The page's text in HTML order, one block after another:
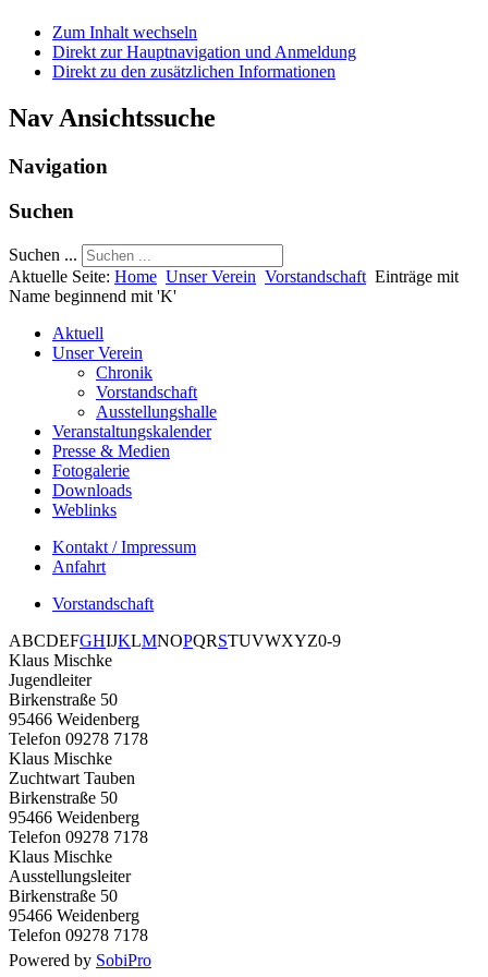
Zum Inhalt wechseln
Direkt zur Hauptnavigation und Anmeldung
Direkt zu den zusätzlichen Informationen
Nav Ansichtssuche
Navigation
Suchen
Suchen ...
Aktuelle Seite: Home Unser Verein Vorstandschaft Einträge mit
Name beginnend mit 'K'
Aktuell
Unser Verein
Chronik
Vorstandschaft
Ausstellungshalle
Veranstaltungskalender
Presse & Medien
Fotogalerie
Downloads
Weblinks
Kontakt / Impressum
Anfahrt
Vorstandschaft
ABCDEFGHIJKLMNOPQRSTUVWXYZ0-9
Klaus Mischke
Jugendleiter
Birkenstraße 50
95466 Weidenberg
Telefon 09278 7178
Klaus Mischke
Zuchtwart Tauben
Birkenstraße 50
95466 Weidenberg
Telefon 09278 7178
Klaus Mischke
Ausstellungsleiter
Birkenstraße 50
95466 Weidenberg
Telefon 09278 7178
Powered by SobiPro